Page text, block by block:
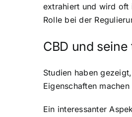
extrahiert und wird oft
Rolle bei der
CBD und
Studien haben
Eigenschaften
Ein interessanter